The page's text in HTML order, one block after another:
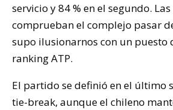
servicio y 84 % en el segundo.
comprueban el complejo pasar
supo ilusionarnos con un puesto
ranking ATP.
El partido se definió en el último
tie-break, aunque el chileno